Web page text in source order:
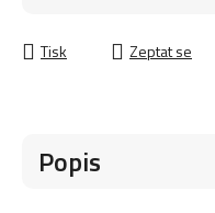
Tisk Zeptat se
Popis